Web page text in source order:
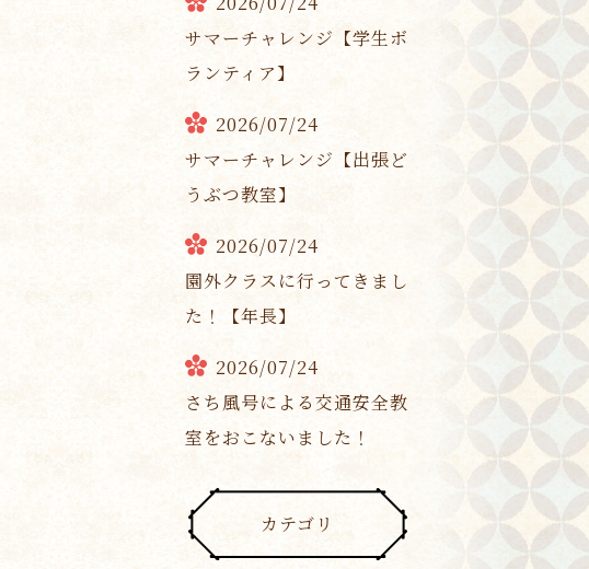
サマーチャレンジ【学生ボ
ランティア】
2026/07/24
サマーチャレンジ【出張ど
うぶつ教室】
2026/07/24
園外クラスに行ってきまし
た！【年長】
2026/07/24
さち風号による交通安全教
室をおこないました！
カテゴリ